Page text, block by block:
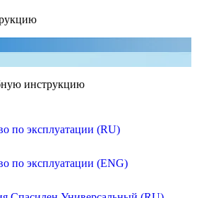
инструкцию
по эксплуатации (RU)
по эксплуатации (ENG)